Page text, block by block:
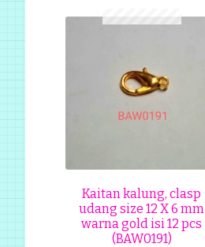
Kaitan kalung, clasp
udang size 12 X 6 mm
warna gold isi 12 pcs
(BAW0191)